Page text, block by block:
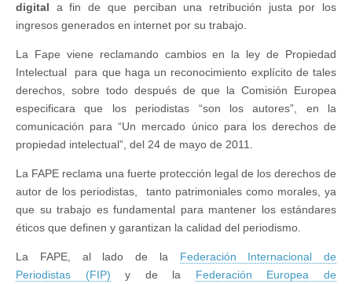
digital a fin de que perciban una retribución justa por los
ingresos generados en internet por su trabajo.
La Fape viene reclamando cambios en la ley de Propiedad
Intelectual para que haga un reconocimiento explícito de tales
derechos, sobre todo después de que la Comisión Europea
especificara que los periodistas “son los autores”, en la
comunicación para “Un mercado único para los derechos de
propiedad intelectual”, del 24 de mayo de 2011.
La FAPE reclama una fuerte protección legal de los derechos de
autor de los periodistas, tanto patrimoniales como morales, ya
que su trabajo es fundamental para mantener los estándares
éticos que definen y garantizan la calidad del periodismo.
La FAPE, al lado de la Federación Internacional de
Periodistas (FIP) y de la Federación Europea de